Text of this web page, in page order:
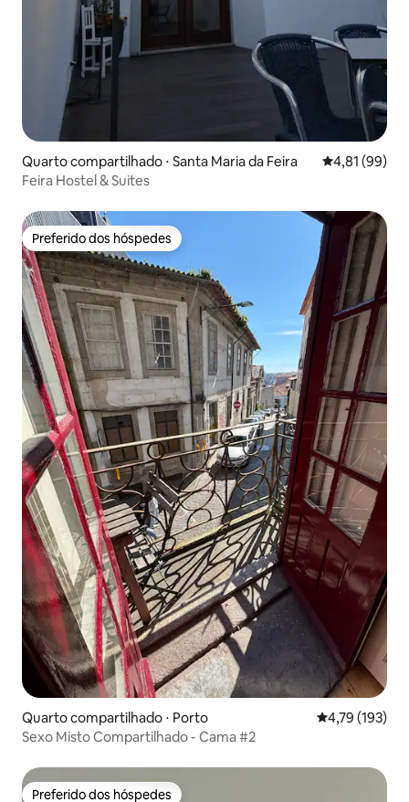
Quarto compartilhado ⋅ Santa Maria da Feira 4,81 de uma
4,81 (99)
Feira Hostel & Suites
Preferido dos hóspedes
Preferido dos hóspedes
Quarto compartilhado ⋅ Porto 4,79 de uma
4,79 (193)
Sexo Misto Compartilhado - Cama #2
Preferido dos hóspedes